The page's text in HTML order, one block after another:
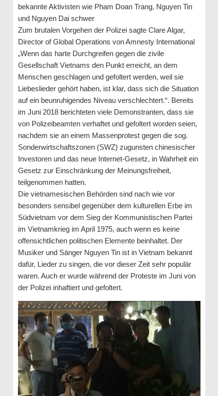
bekannte Aktivisten wie Pham Doan Trang, Nguyen Tin
und Nguyen Dai schwer
Zum brutalen Vorgehen der Polizei sagte Clare Algar,
Director of Global Operations von Amnesty International
„Wenn das harte Durchgreifen gegen die zivile
Gesellschaft Vietnams den Punkt erreicht, an dem
Menschen geschlagen und gefoltert werden, weil sie
Liebeslieder gehört haben, ist klar, dass sich die Situation
auf ein beunruhigendes Niveau verschlechtert.“. Bereits
im Juni 2018 berichteten viele Demonstranten, dass sie
von Polizeibeamten verhaftet und gefoltert worden seien,
nachdem sie an einem Massenprotest gegen die sog.
Sonderwirtschaftszonen (SWZ) zugunsten chinesischer
Investoren und das neue Internet-Gesetz, in Wahrheit ein
Gesetz zur Einschränkung der Meinungsfreiheit,
teilgenommen hatten.
Die vietnamesischen Behörden sind nach wie vor
besonders sensibel gegenüber dem kulturellen Erbe im
Südvietnam vor dem Sieg der Kommunistischen Partei
im Vietnamkrieg im April 1975, auch wenn es keine
offensichtlichen politischen Elemente beinhaltet. Der
Musiker und Sänger Nguyen Tin ist in Vietnam bekannt
dafür, Lieder zu singen, die vor dieser Zeit sehr populär
waren. Auch er wurde während der Proteste im Juni von
der Polizei inhaftiert und gefoltert.